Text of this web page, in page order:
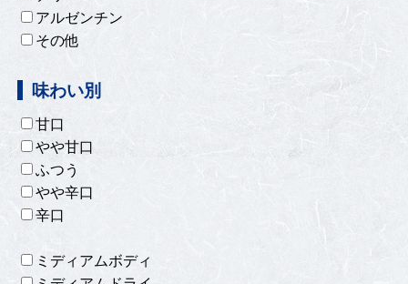
アルゼンチン
その他
味わい別
甘口
やや甘口
ふつう
やや辛口
辛口
ミディアムボディ